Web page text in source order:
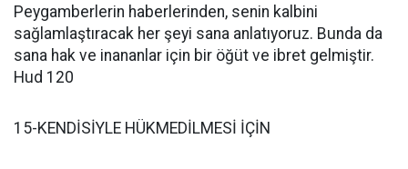
Peygamberlerin haberlerinden, senin kalbini
sağlamlaştıracak her şeyi sana anlatıyoruz. Bunda da
sana hak ve inananlar için bir öğüt ve ibret gelmiştir.
Hud 120
15-KENDİSİYLE HÜKMEDİLMESİ İÇİN